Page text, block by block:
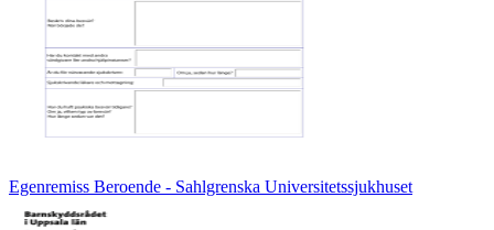
Egenremiss Beroende - Sahlgrenska Universitetssjukhuset